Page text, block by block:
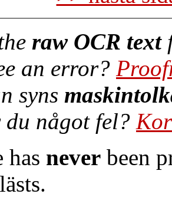
raw OCR text
an error?
syns
du något fel?
has never been